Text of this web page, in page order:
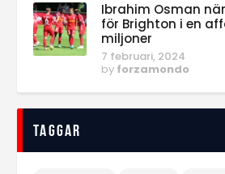
Ibrahim Osman
för Brighton i en
miljoner
7 februari, 2024
by forzamondo
Taggar